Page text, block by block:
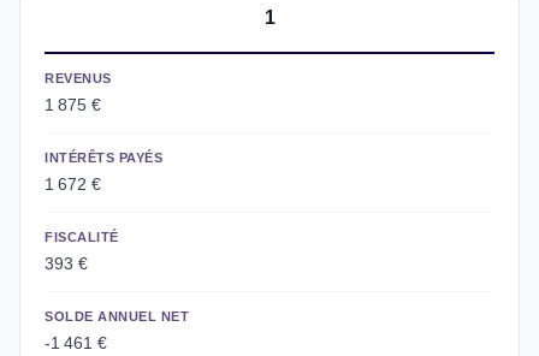
1
REVENUS
1 875 €
INTÉRÊTS PAYÉS
1 672 €
FISCALITÉ
393 €
SOLDE ANNUEL NET
-1 461 €